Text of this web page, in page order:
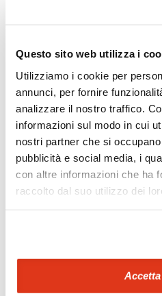
Questo sito web utilizza i
Utilizziamo i cookie per
annunci, per fornire
analizzare il nostro traffico.
informazioni sul modo in cui
nostri partner che si
pubblicità e social media, i
con altre informazioni che ha
raccolto dal suo utilizzo dei
Zoom
Offerte
richiesta
Scopri i prezzi »
Condividi con gli altri viaggiatori
Visita la nostra pagina